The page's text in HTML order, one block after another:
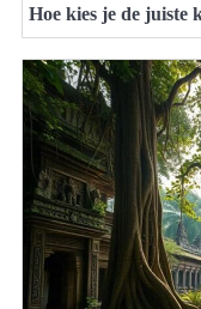
Hoe kies je de juiste